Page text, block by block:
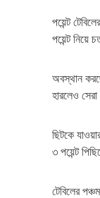
পয়েন্ট
পয়েন্ট নিয়ে
অবস্থান
হারলেও
ছিটকে
৩ পয়েন্ট
টেবিলের